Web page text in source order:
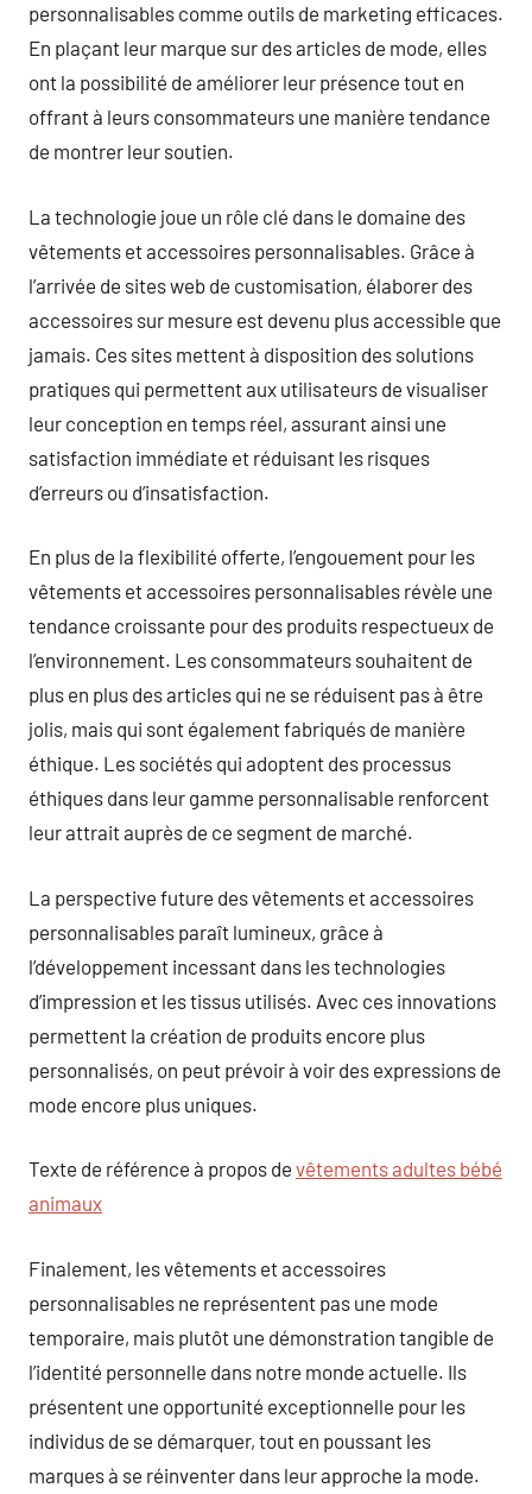
personnalisables comme outils de marketing efficaces.
En plaçant leur marque sur des articles de mode, elles
ont la possibilité de améliorer leur présence tout en
offrant à leurs consommateurs une manière tendance
de montrer leur soutien.
La technologie joue un rôle clé dans le domaine des
vêtements et accessoires personnalisables. Grâce à
l’arrivée de sites web de customisation, élaborer des
accessoires sur mesure est devenu plus accessible que
jamais. Ces sites mettent à disposition des solutions
pratiques qui permettent aux utilisateurs de visualiser
leur conception en temps réel, assurant ainsi une
satisfaction immédiate et réduisant les risques
d’erreurs ou d’insatisfaction.
En plus de la flexibilité offerte, l’engouement pour les
vêtements et accessoires personnalisables révèle une
tendance croissante pour des produits respectueux de
l’environnement. Les consommateurs souhaitent de
plus en plus des articles qui ne se réduisent pas à être
jolis, mais qui sont également fabriqués de manière
éthique. Les sociétés qui adoptent des processus
éthiques dans leur gamme personnalisable renforcent
leur attrait auprès de ce segment de marché.
La perspective future des vêtements et accessoires
personnalisables paraît lumineux, grâce à
l’développement incessant dans les technologies
d’impression et les tissus utilisés. Avec ces innovations
permettent la création de produits encore plus
personnalisés, on peut prévoir à voir des expressions de
mode encore plus uniques.
Texte de référence à propos de vêtements adultes bébé
animaux
Finalement, les vêtements et accessoires
personnalisables ne représentent pas une mode
temporaire, mais plutôt une démonstration tangible de
l’identité personnelle dans notre monde actuelle. Ils
présentent une opportunité exceptionnelle pour les
individus de se démarquer, tout en poussant les
marques à se réinventer dans leur approche la mode.